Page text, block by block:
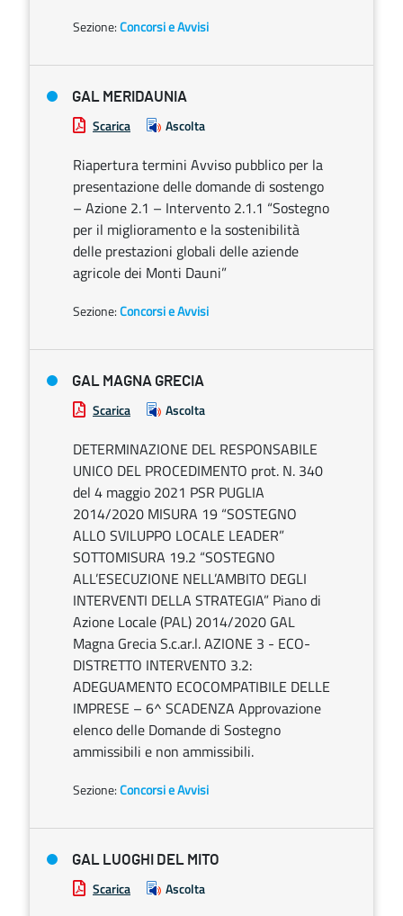
Sezione:Concorsi e Avvisi
GAL MERIDAUNIA
Scarica Ascolta
Riapertura termini Avviso pubblico per la
presentazione delle domande di sostengo
– Azione 2.1 – Intervento 2.1.1 “Sostegno
per il miglioramento e la sostenibilità
delle prestazioni globali delle aziende
agricole dei Monti Dauni”
Sezione:Concorsi e Avvisi
GAL MAGNA GRECIA
Scarica Ascolta
DETERMINAZIONE DEL RESPONSABILE
UNICO DEL PROCEDIMENTO prot. N. 340
del 4 maggio 2021 PSR PUGLIA
2014/2020 MISURA 19 “SOSTEGNO
ALLO SVILUPPO LOCALE LEADER”
SOTTOMISURA 19.2 “SOSTEGNO
ALL’ESECUZIONE NELL’AMBITO DEGLI
INTERVENTI DELLA STRATEGIA” Piano di
Azione Locale (PAL) 2014/2020 GAL
Magna Grecia S.c.ar.l. AZIONE 3 - ECO-
DISTRETTO INTERVENTO 3.2:
ADEGUAMENTO ECOCOMPATIBILE DELLE
IMPRESE – 6^ SCADENZA Approvazione
elenco delle Domande di Sostegno
ammissibili e non ammissibili.
Sezione:Concorsi e Avvisi
GAL LUOGHI DEL MITO
Scarica Ascolta